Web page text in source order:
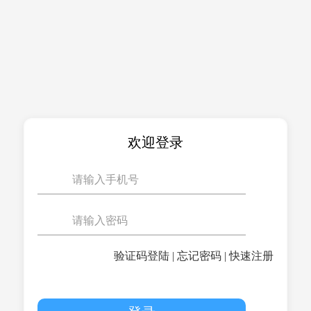
欢迎登录
验证码登陆 | 忘记密码 |快速注册